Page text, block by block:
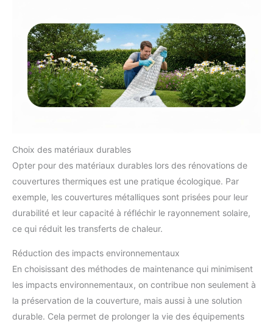
Choix des matériaux durables
Opter pour des matériaux durables lors des rénovations de
couvertures thermiques est une pratique écologique. Par
exemple, les couvertures métalliques sont prisées pour leur
durabilité et leur capacité à réfléchir le rayonnement solaire,
ce qui réduit les transferts de chaleur.
Réduction des impacts environnementaux
En choisissant des méthodes de maintenance qui minimisent
les impacts environnementaux, on contribue non seulement à
la préservation de la couverture, mais aussi à une solution
durable. Cela permet de prolonger la vie des équipements